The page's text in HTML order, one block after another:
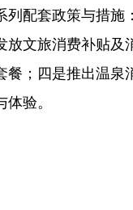
配套政策与措施
文旅消费补贴
；四是推出温
验。